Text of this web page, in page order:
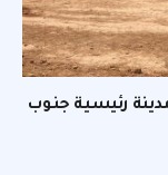
رئيسية جنوب